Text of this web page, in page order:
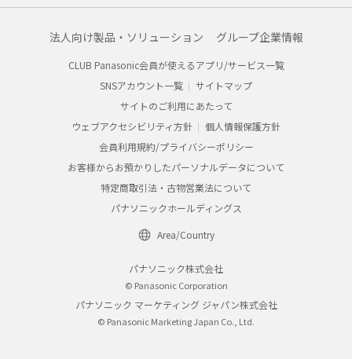
法人向け製品・ソリューション グループ企業情報
CLUB Panasonic会員が使えるアプリ/サービス一覧
SNSアカウント一覧
サイトマップ
サイトのご利用にあたって
ウェブアクセシビリティ方針
個人情報保護方針
会員利用規約/プライバシーポリシー
お客様からお預かりしたパーソナルデータについて
特定商取引法・古物営業法について
パナソニックホールディングス
Area/Country
パナソニック株式会社
© Panasonic Corporation
パナソニック マーケティング ジャパン株式会社
© Panasonic Marketing Japan Co., Ltd.